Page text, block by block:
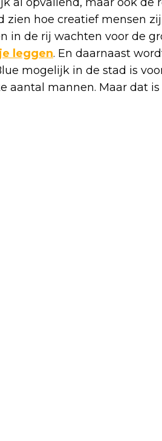
zien hoe creatief mensen
in de rij wachten voor de
leggen. En daarnaast
mogelijk in de stad is
aantal mannen. Maar dat